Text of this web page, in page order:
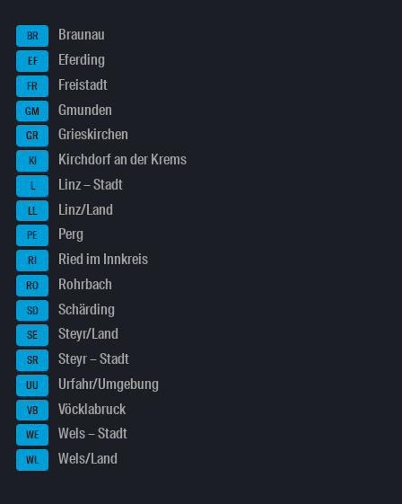
BR Braunau
EF Eferding
FR Freistadt
GM Gmunden
GR Grieskirchen
KI Kirchdorf an der Krems
L Linz – Stadt
LL Linz/Land
PE Perg
RI Ried im Innkreis
RO Rohrbach
SD Schärding
SE Steyr/Land
SR Steyr – Stadt
UU Urfahr/Umgebung
VB Vöcklabruck
WE Wels – Stadt
WL Wels/Land